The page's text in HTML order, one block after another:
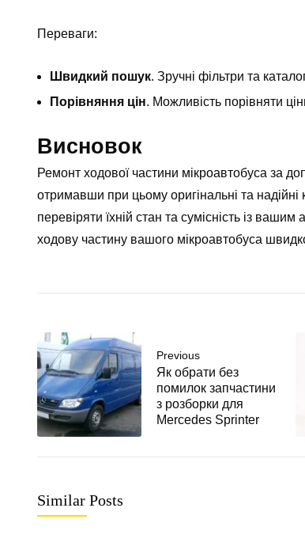
Переваги:
Швидкий пошук. Зручні фільтри та
Порівняння цін. Можливість порівняти
Висновок
Ремонт ходової частини мікроавтобуса за
отримавши при цьому оригінальні та
перевіряти їхній стан та сумісність із
ходову частину вашого мікроавтобуса
Previous
Як обрати без
помилок запчастини
з розборки для
Mercedes Sprinter
Similar Posts